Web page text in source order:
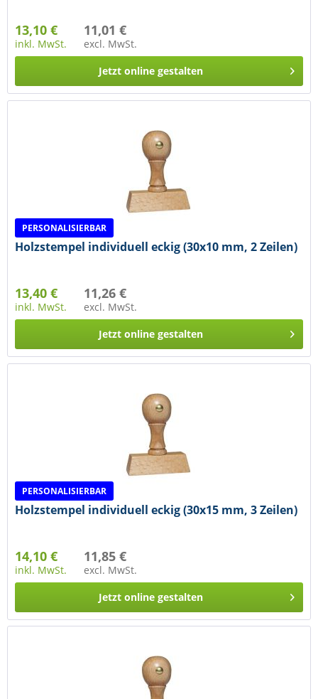
13,10 €
inkl. MwSt.
11,01 €
excl. MwSt.
Jetzt online gestalten
PERSONALISIERBAR
Holzstempel individuell eckig (30x10 mm, 2 Zeilen)
13,40 €
inkl. MwSt.
11,26 €
excl. MwSt.
Jetzt online gestalten
PERSONALISIERBAR
Holzstempel individuell eckig (30x15 mm, 3 Zeilen)
14,10 €
inkl. MwSt.
11,85 €
excl. MwSt.
Jetzt online gestalten